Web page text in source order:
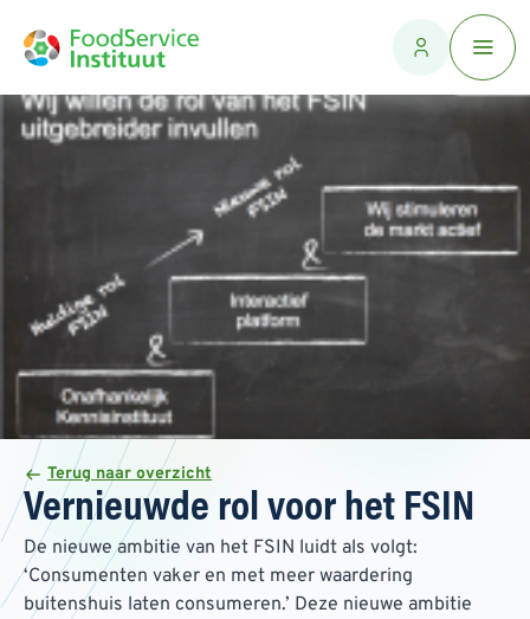
Terug naar overzicht
Vernieuwde rol voor het FSIN
De nieuwe ambitie van het FSIN luidt als volgt:
‘Consumenten vaker en met meer waardering
buitenshuis laten consumeren.’ Deze nieuwe ambitie